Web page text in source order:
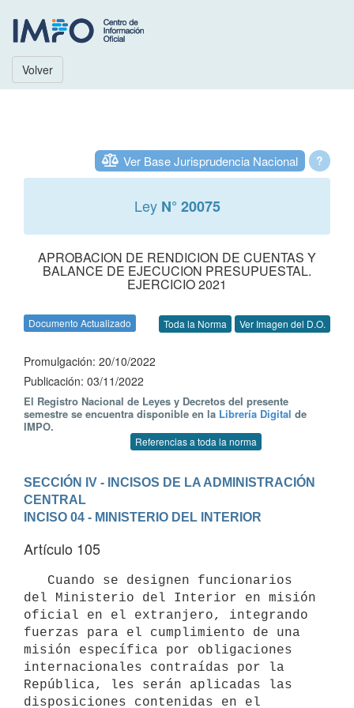
Volver
?
Ver Base Jurisprudencia Nacional
Ley N° 20075
APROBACION DE RENDICION DE CUENTAS Y
BALANCE DE EJECUCION PRESUPUESTAL.
EJERCICIO 2021
Documento Actualizado Toda la Norma Ver Imagen del D.O.
Promulgación: 20/10/2022
Publicación: 03/11/2022
El Registro Nacional de Leyes y Decretos del presente
semestre se encuentra disponible en la Librería Digital de
IMPO.
Referencias a toda la norma
SECCIÓN IV - INCISOS DE LA ADMINISTRACIÓN
CENTRAL
INCISO 04 - MINISTERIO DEL INTERIOR
Artículo 105
del Ministerio del Interior en misión
oficial en el extranjero, integrando
fuerzas para el cumplimiento de una
misión específica por obligaciones
internacionales contraídas por la
República, les serán aplicadas las
disposiciones contenidas en el